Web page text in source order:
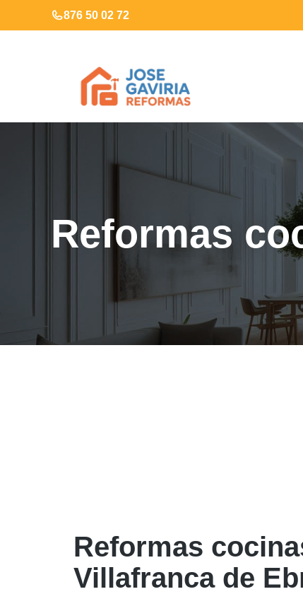
al
876 50 02 72
Reformas
Reformas
Villafranca de